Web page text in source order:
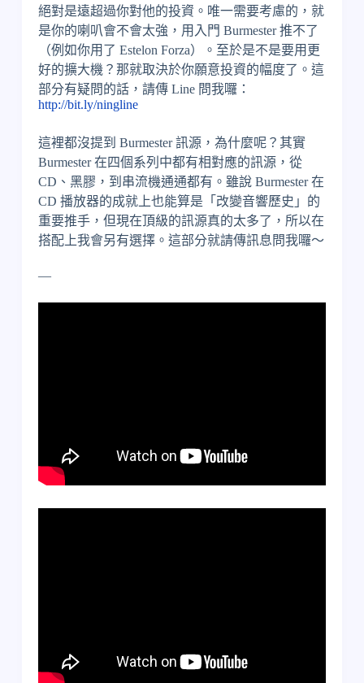
絕對是遠超過你對他的投資。唯一需要考慮的，就
是你的喇叭會不會太強，用入門 Burmester 推不了
（例如你用了 Estelon Forza）。至於是不是要用更
好的擴大機？那就取決於你願意投資的幅度了。這
部分有疑問的話，請傳 Line 問我囉：
http://bit.ly/ningline
這裡都沒提到 Burmester 訊源，為什麼呢？其實
Burmester 在四個系列中都有相對應的訊源，從
CD、黑膠，到串流機通通都有。雖說 Burmester 在
CD 播放器的成就上也能算是「改變音響歷史」的
重要推手，但現在頂級的訊源真的太多了，所以在
搭配上我會另有選擇。這部分就請傳訊息問我囉～
—